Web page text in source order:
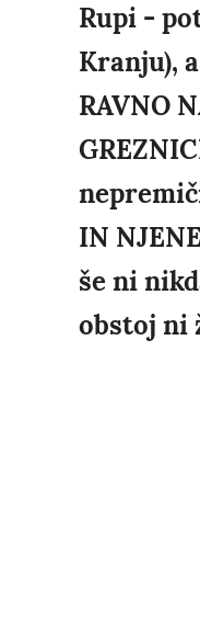
Rupi -
Kranju),
RAVNO
IN
še ni
obstoj ni